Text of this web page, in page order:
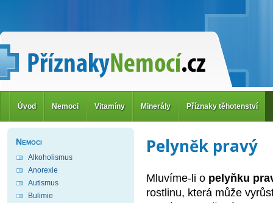
Úvod Nemoci Vitamíny Minerály Příznaky těhotenství
Pelyněk pravý
Mluvíme-li o pelyňku
rostlinu, která může
Nemoci
Alkoholismus
Anorexie
Autismus
Bulimie